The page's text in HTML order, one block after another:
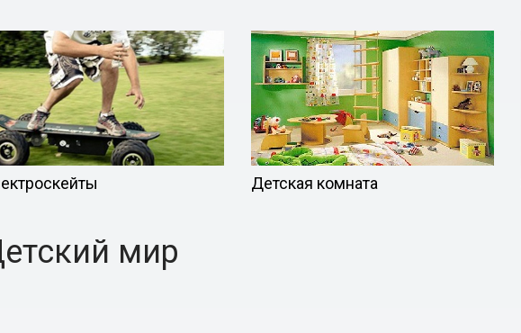
Детская комната
мир